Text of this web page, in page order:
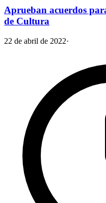
Aprueban acuerdos
de Cultura
22 de abril de 2022·